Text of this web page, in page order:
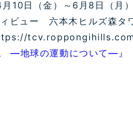
10日（金）～6月8日（月
ビュー 六本木ヒルズ森タ
。 ―地球の運動について―』